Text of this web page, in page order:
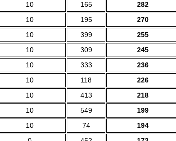
10 165 282
10 195 270
10 399 255
10 309 245
10 333 236
10 118 226
10 413 218
10 549 199
10 74 194